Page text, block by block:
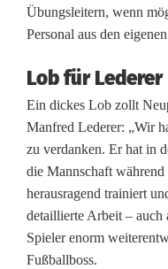
N
e
k
o
m
m
t
Übungsleitern, wenn
Personal aus den
Lob für Lederer
Ein dickes Lob zollt
Manfred Lederer: „Wir
zu verdanken. Er hat in
die Mannschaft
herausragend trainiert
detaillierte Arbeit – auch
Spieler enorm
Fußballboss.